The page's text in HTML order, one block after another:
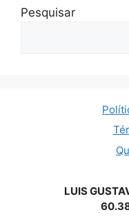
Pesquisar
LUIS